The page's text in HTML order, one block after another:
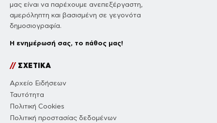
μας είναι να παρέχουμε ανεπεξέργαστη,
αμερόληπτη και βασισμένη σε γεγονότα
δημοσιογραφία.
Η ενημέρωσή σας, το πάθος μας!
//ΣΧΕΤΙΚΑ
Αρχείο Ειδήσεων
Ταυτότητα
Πολιτική Cookies
Πολιτική προστασίας δεδομένων